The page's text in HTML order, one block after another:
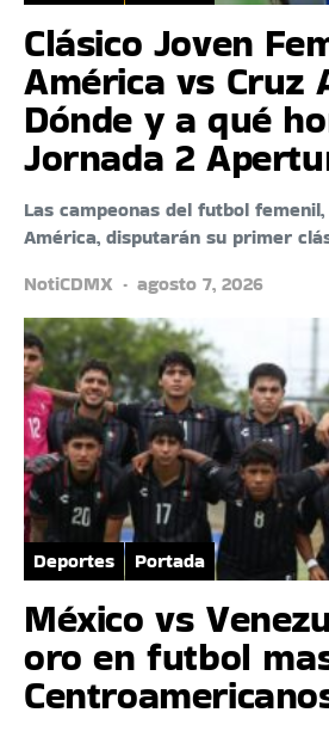
Clásico Joven
América vs Cruz
Dónde y a qué
Jornada 2
Las campeonas del futbol femenil,
América, disputarán su primer
NotiCDMX
agosto 7, 2026
Deportes Portada
México vs
oro en futbol